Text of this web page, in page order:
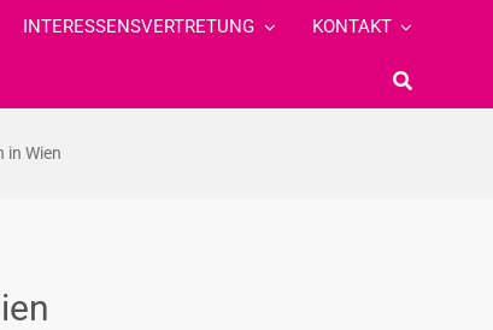
INTERESSENSVERTRETUNG KONTAKT
in Wien